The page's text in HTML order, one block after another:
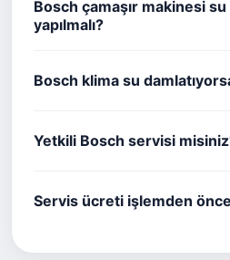
Bosch çamaşır makinesi
yapılmalı?
Bosch klima su
Yetkili Bosch servisi
Servis ücreti işlemden